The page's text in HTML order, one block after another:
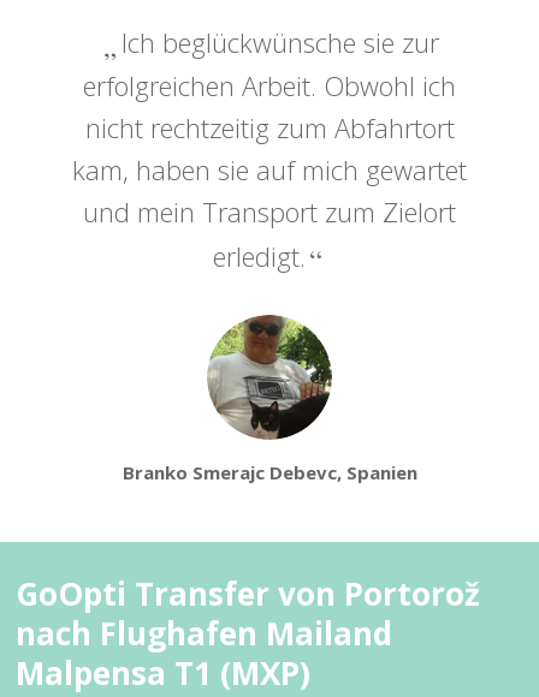
Ich beglückwünsche sie zur
erfolgreichen Arbeit. Obwohl ich
nicht rechtzeitig zum Abfahrtort
kam, haben sie auf mich gewartet
und mein Transport zum Zielort
erledigt.
Branko Smerajc Debevc, Spanien
GoOpti Transfer von Portorož
nach Flughafen Mailand
Malpensa T1 (MXP)